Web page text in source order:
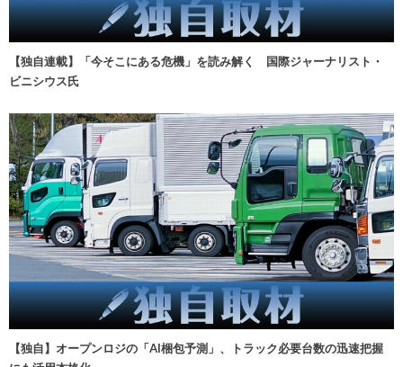
【独自連載】「今そこにある危機」を読み解く 国際ジャーナリスト・
ビニシウス氏
【独自】オープンロジの「AI梱包予測」、トラック必要台数の迅速把握